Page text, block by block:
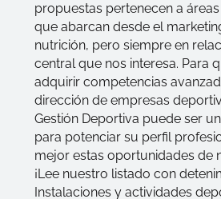
propuestas pertenecen a
que abarcan desde el
nutrición, pero siempre en
central que nos interesa. Para
adquirir competencias
dirección de empresas
Gestión Deportiva puede ser
para potenciar su perfil
mejor estas oportunidades de
¡Lee nuestro listado con
Instalaciones y actividades